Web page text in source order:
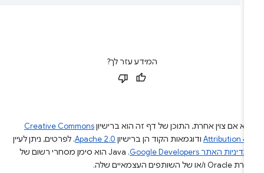
המידע עזר לך?
אם צוין אחרת, התוכן של דף זה הוא ברישיוןCreative Commons
Attributionודוגמאות הקוד הן ברישיוןApache 2.0. לפרטים, ניתן לעיין
מדיניות האתר Google Developers‏
.‏ Java הוא סימן מסחרי רשום של